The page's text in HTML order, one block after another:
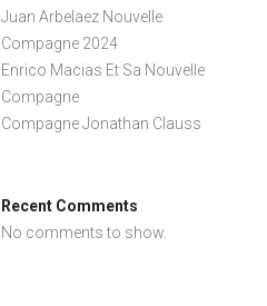
Juan Arbelaez Nouvelle
Compagne 2024
Enrico Macias Et Sa Nouvelle
Compagne
Compagne Jonathan Clauss
Recent Comments
No comments to show.